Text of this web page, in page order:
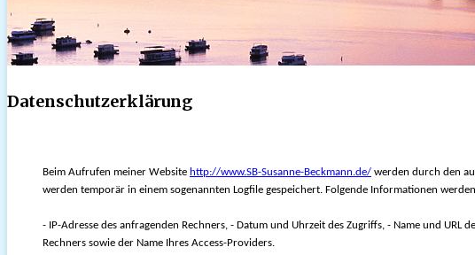
Datenschutzerklärung
Beim Aufrufen meiner Website http://www.SB-Susanne-Beckmann.de/ werden durch den
werden temporär in einem sogenannten Logfile gespeichert. Folgende Informationen
- IP-Adresse des anfragenden Rechners, - Datum und Uhrzeit des Zugriffs, - Name und
Rechners sowie der Name Ihres Access-Providers.